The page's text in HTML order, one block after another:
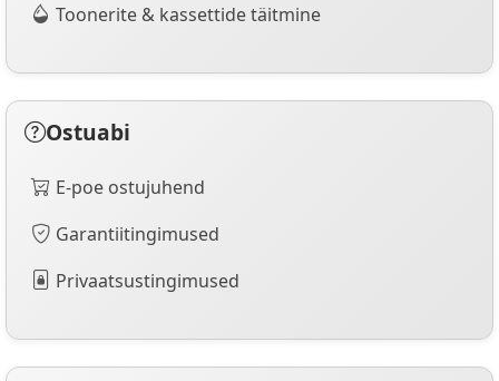
Toonerite & kassettide täitmine
Ostuabi
E-poe ostujuhend
Garantiitingimused
Privaatsustingimused